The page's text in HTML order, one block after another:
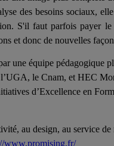
des besoins sociaux,
S'il faut parfois payer
et donc de nouvelles
une équipe pédagogique
le Cnam, et HEC
d’Excellence en
au design, au service
www.promising.fr/